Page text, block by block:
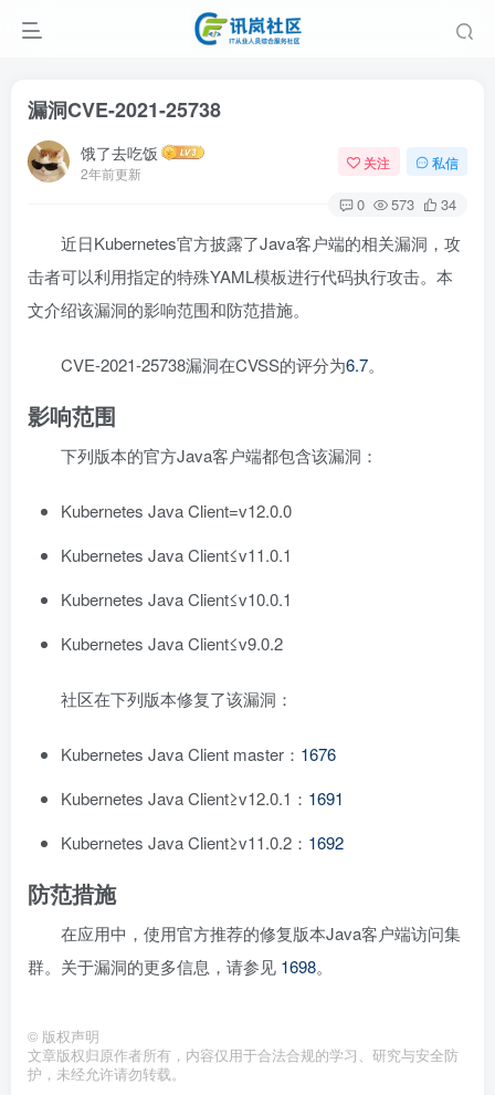
漏洞CVE-2021-25738
饿了去吃饭
2年前更新
关注 私信
0 573 34
近日Kubernetes官方披露了Java客户端的相关漏洞，攻
击者可以利用指定的特殊YAML模板进行代码执行攻击。本
文介绍该漏洞的影响范围和防范措施。
CVE-2021-25738漏洞在CVSS的评分为6.7。
影响范围
下列版本的官方Java客户端都包含该漏洞：
Kubernetes Java Client=v12.0.0
Kubernetes Java Client≤v11.0.1
Kubernetes Java Client≤v10.0.1
Kubernetes Java Client≤v9.0.2
社区在下列版本修复了该漏洞：
Kubernetes Java Client master： 1676
Kubernetes Java Client≥v12.0.1： 1691
Kubernetes Java Client≥v11.0.2： 1692
防范措施
在应用中，使用官方推荐的修复版本Java客户端访问集
群。关于漏洞的更多信息，请参见 1698。
© 版权声明
文章版权归原作者所有，内容仅用于合法合规的学习、研究与安全防
护，未经允许请勿转载。